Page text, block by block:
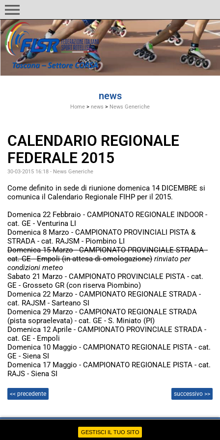
menu
news
Home > news > News Generiche
CALENDARIO REGIONALE
FEDERALE 2015
30-03-2015 16:18 - News Generiche
Come definito in sede di riunione domenica 14 DICEMBRE si
comunica il Calendario Regionale FIHP per il 2015.
Domenica 22 Febbraio - CAMPIONATO REGIONALE INDOOR -
cat. GE - Venturina LI
Domenica 8 Marzo - CAMPIONATO PROVINCIALI PISTA &
STRADA - cat. RAJSM - Piombino LI
Domenica 15 Marzo - CAMPIONATO PROVINCIALE STRADA -
cat. GE - Empoli (in attesa di omologazione) rinviato per
condizioni meteo
Sabato 21 Marzo - CAMPIONATO PROVINCIALE PISTA - cat.
GE - Grosseto GR (con riserva Piombino)
Domenica 22 Marzo - CAMPIONATO REGIONALE STRADA -
cat. RAJSM - Sarteano SI
Domenica 29 Marzo - CAMPIONATO REGIONALE STRADA
(pista sopraelevata) - cat. GE - S. Miniato (PI)
Domenica 12 Aprile - CAMPIONATO PROVINCIALE STRADA -
cat. GE - Empoli
Domenica 10 Maggio - CAMPIONATO REGIONALE PISTA - cat.
GE - Siena SI
Domenica 17 Maggio - CAMPIONATO REGIONALE PISTA - cat.
RAJS - Siena SI
<< precedente successivo >>
Realizzazione siti web www.sitoper.it
GESTISCI IL TUO SITO